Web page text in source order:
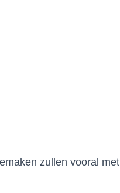
zullen vooral met